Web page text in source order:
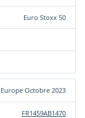
Euro Stoxx 50
Octobre 2023
FR1459AB1470